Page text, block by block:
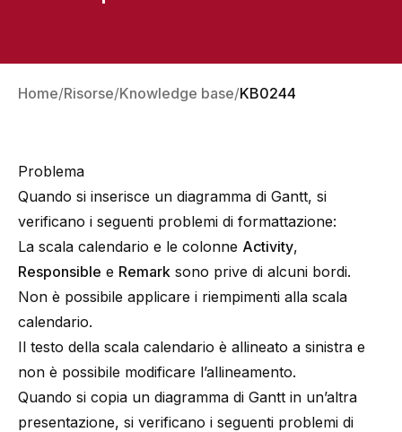
Home Risorse Knowledge base KB0244
Problema
Quando si inserisce un diagramma di Gantt, si
verificano i seguenti problemi di formattazione:
La scala calendario e le colonne Activity,
Responsible e Remark sono prive di alcuni bordi.
Non è possibile applicare i riempimenti alla scala
calendario.
Il testo della scala calendario è allineato a sinistra e
non è possibile modificare l’allineamento.
Quando si copia un diagramma di Gantt in un’altra
presentazione, si verificano i seguenti problemi di